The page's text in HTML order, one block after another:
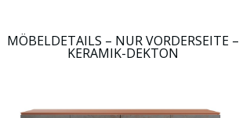
MÖBELDETAILS – NUR VORDERSEITE –
KERAMIK-DEKTON